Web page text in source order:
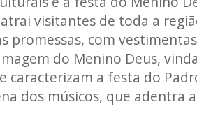
atrai visitantes de toda a
promessas, com
do Menino Deus,
caracterizam a festa do
dos músicos, que adentra